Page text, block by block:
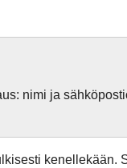
nimi ja
kenellekään.